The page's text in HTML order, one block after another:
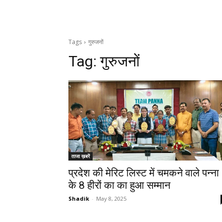
Tags गुरुजनों
Tag:गुरुजनों
ताजा ख़बरें
प्रदेश की मेरिट लिस्ट में चमकने वाले पन्ना
के 8 हीरों का का हुआ सम्मान
Shadik - May 8, 2025